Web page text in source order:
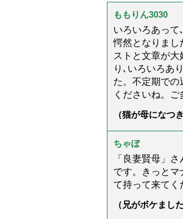
ももりん3030
いろいろあって
愕然となりま
ストと文章が
り､いろいろあ
た。不定期での
くださいね。
（猫が母になつ
ちゃぼ
「良妻賢母」
です。きっとマ
て持って来てく
（兄がボケまし